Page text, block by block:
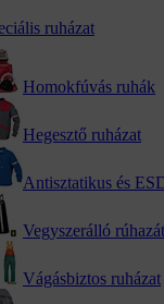
ruházat
Homokfúvás ruhák
Hegesztő ruházat
Antisztatikus és
Vegyszerálló rúhazát
Vágásbiztos ruházat